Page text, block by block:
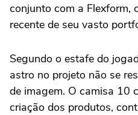
conjunto com a Flexform,
recente de seu vasto
Segundo o estafe do
astro no projeto não se
de imagem. O camisa 10
criação dos produtos,